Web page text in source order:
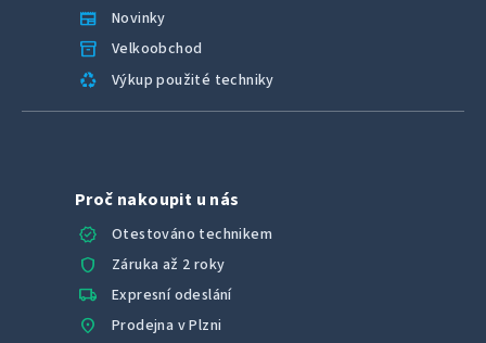
newspaper Novinky
inventory_2 Velkoobchod
recycling Výkup použité techniky
Proč nakoupit u nás
verified
Otestováno technikem
shield Záruka až 2 roky
local_shipping Expresní odeslání
location_on Prodejna v Plzni